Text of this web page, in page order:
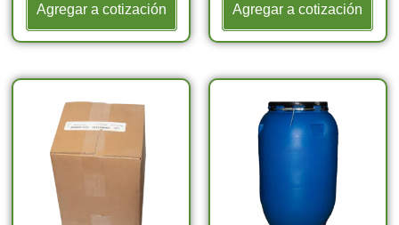
Agregar a cotización Agregar a cotización